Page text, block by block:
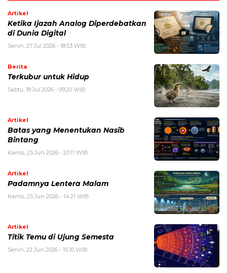
Artikel
Ketika Ijazah Analog Diperdebatkan
di Dunia Digital
Senin, 27 Jul 2026 - 18:53 WIB
Berita
Terkubur untuk Hidup
Sabtu, 18 Jul 2026 - 09:20 WIB
Artikel
Batas yang Menentukan Nasib
Bintang
Kamis, 25 Jun 2026 - 20:11 WIB
Artikel
Padamnya Lentera Malam
Kamis, 25 Jun 2026 - 14:21 WIB
Artikel
Titik Temu di Ujung Semesta
Senin, 22 Jun 2026 - 15:10 WIB